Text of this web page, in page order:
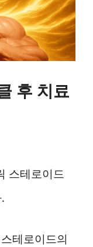
후 치료
스테로이드
테로이드의